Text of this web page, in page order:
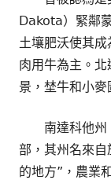
Dakota）緊鄰
土壤肥沃使其
肉用牛為主。
景，埜牛和小麥
南達科他州
部，其州名來
的地方”，農業